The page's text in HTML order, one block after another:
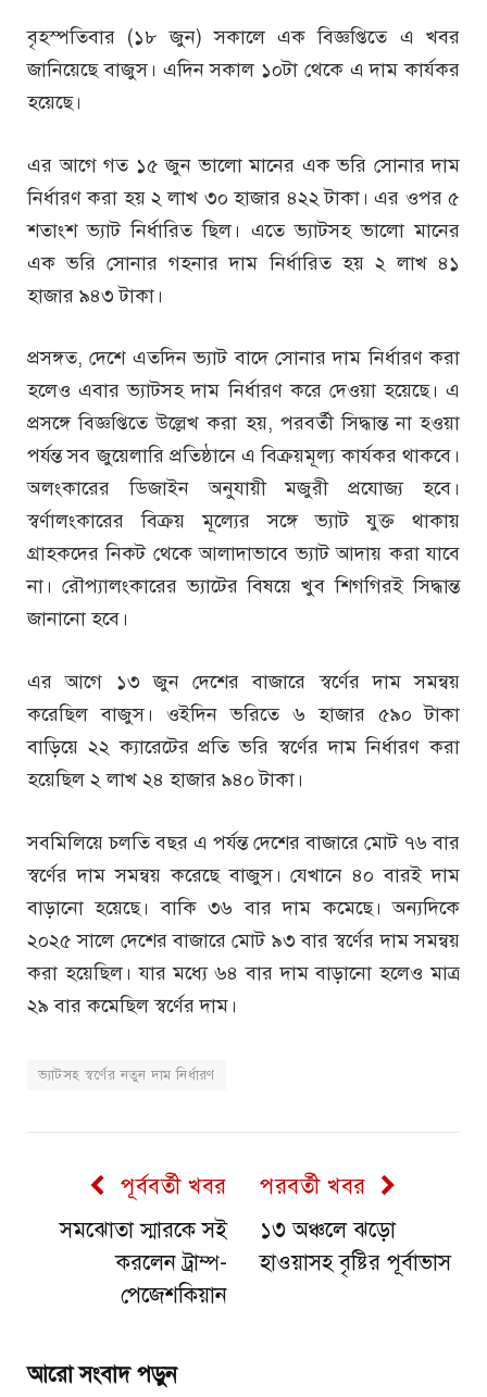
বৃহস্পতিবার (১৮ জুন) সকালে এক বিজ্ঞপ্তিতে এ খবর
জানিয়েছে বাজুস। এদিন সকাল ১০টা থেকে এ দাম কার্যকর
হয়েছে।
এর আগে গত ১৫ জুন ভালো মানের এক ভরি সোনার দাম
নির্ধারণ করা হয় ২ লাখ ৩০ হাজার ৪২২ টাকা। এর ওপর ৫
শতাংশ ভ্যাট নির্ধারিত ছিল। এতে ভ্যাটসহ ভালো মানের
এক ভরি সোনার গহনার দাম নির্ধারিত হয় ২ লাখ ৪১
হাজার ৯৪৩ টাকা।
প্রসঙ্গত, দেশে এতদিন ভ্যাট বাদে সোনার দাম নির্ধারণ করা
হলেও এবার ভ্যাটসহ দাম নির্ধারণ করে দেওয়া হয়েছে। এ
প্রসঙ্গে বিজ্ঞপ্তিতে উল্লেখ করা হয়, পরবর্তী সিদ্ধান্ত না হওয়া
পর্যন্ত সব জুয়েলারি প্রতিষ্ঠানে এ বিক্রয়মূল্য কার্যকর থাকবে।
অলংকারের ডিজাইন অনুযায়ী মজুরী প্রযোজ্য হবে।
স্বর্ণালংকারের বিক্রয় মূল্যের সঙ্গে ভ্যাট যুক্ত থাকায়
গ্রাহকদের নিকট থেকে আলাদাভাবে ভ্যাট আদায় করা যাবে
না। রৌপ্যালংকারের ভ্যাটের বিষয়ে খুব শিগগিরই সিদ্ধান্ত
জানানো হবে।
এর আগে ১৩ জুন দেশের বাজারে স্বর্ণের দাম সমন্বয়
করেছিল বাজুস। ওইদিন ভরিতে ৬ হাজার ৫৯০ টাকা
বাড়িয়ে ২২ ক্যারেটের প্রতি ভরি স্বর্ণের দাম নির্ধারণ করা
হয়েছিল ২ লাখ ২৪ হাজার ৯৪০ টাকা।
সবমিলিয়ে চলতি বছর এ পর্যন্ত দেশের বাজারে মোট ৭৬ বার
স্বর্ণের দাম সমন্বয় করেছে বাজুস। যেখানে ৪০ বারই দাম
বাড়ানো হয়েছে। বাকি ৩৬ বার দাম কমেছে। অন্যদিকে
২০২৫ সালে দেশের বাজারে মোট ৯৩ বার স্বর্ণের দাম সমন্বয়
করা হয়েছিল। যার মধ্যে ৬৪ বার দাম বাড়ানো হলেও মাত্র
২৯ বার কমেছিল স্বর্ণের দাম।
ভ্যাটসহ স্বর্ণের নতুন দাম নির্ধারণ
পূর্ববর্তী খবর
সমঝোতা স্মারকে সই
করলেন ট্রাম্প-
পেজেশকিয়ান
পরবর্তী খবর
১৩ অঞ্চলে ঝড়ো
হাওয়াসহ বৃষ্টির পূর্বাভাস
আরো সংবাদ পড়ুন